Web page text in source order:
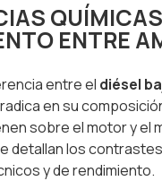
ENTRE
entre el diésel
radica en su
sobre el motor y el
detallan los
y de rendimiento.